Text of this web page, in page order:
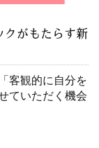
クがもたらす新
客観的に自分を
ていただく機会